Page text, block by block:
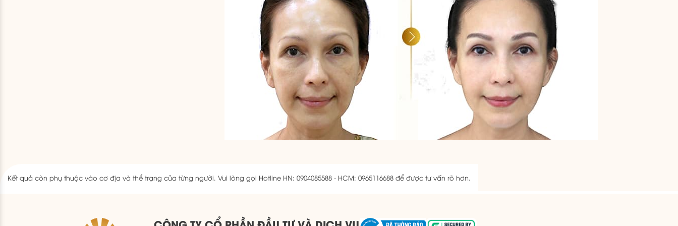
Kết quả còn phụ thuộc vào cơ địa và thể trạng của từng người. Vui lòng gọi Hotline HN: 0904085588 - HCM: 0965116688 để được tư vấn rõ hơn.